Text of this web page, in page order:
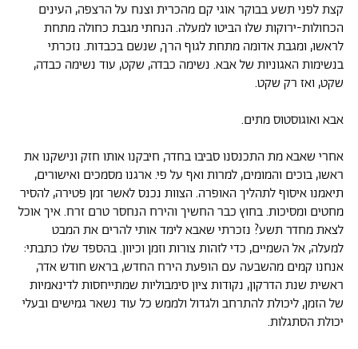
קצת לפני תשע בבוקר אוגי קם מהכרית וצנח על הרצפה, העינים
הכחולות-ירוקות שלו הביטו למעלה. הנחתי מגבת כחולה מתחת
לראשו, ומגבת אדומה מתחת לגוף הרך, שנשם בכבדות. נזכרתי
בנשימות האגוניות של אבא. נשימה כבדה, שקט, עוד נשימה כבדה,
שקט, ואז רק שקט.
אבא ואוגוסטוס מתים.
אחרי שאבא מת התכנסנו סביבו בחדר, חיבקנו אותו חזק ונישקנו את
ראשו, בוכים והמומים, למרות ואף על פי. ארגנו מסמכים ואישורים,
תיאמנו איסוף לתהליך האופרה. הצוות נכנס לאשר זמן פטירה, להסיר
מחטים ומסיכות. בחוץ כבר החשיך והירח הנחסר טרם זרח. איך אוכל
לצאת מחדר תשע? נזכרתי שאבא לימד אותי להרים את המבט
למעלה, אל השמיים, כדי לזהות צורות וזמן וכיוון. בהספד שלו כתבתי:
אנחנו קמים מהשבעה עם הופעת הירח החדש, בראש חודש אדר,
ראשית שנת הדרקון, נקודות ציון סימבוליות שמתייחסות לדינאמיות
של הזמן, ליכולת להתרחב ולגדול ולממש כל עוד נשאר גמישים ובעלי
יכולת הסתגלות.